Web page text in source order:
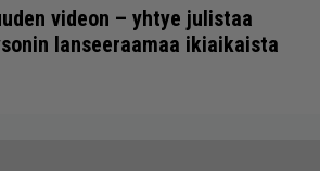
videon – yhtye julistaa
lanseeraamaa ikiaikaista